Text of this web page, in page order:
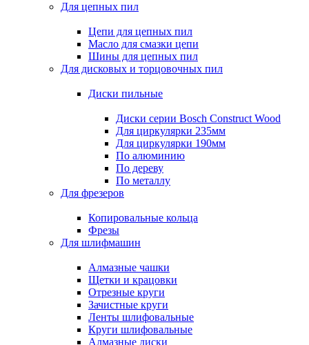
Для цепных пил
Цепи для цепных пил
Масло для смазки цепи
Шины для цепных пил
Для дисковых и торцовочных пил
Диски пильные
Диски серии Bosch Construct Wood
Для циркулярки 235мм
Для циркулярки 190мм
По алюминию
По дереву
По металлу
Для фрезеров
Копировальные кольца
Фрезы
Для шлифмашин
Алмазные чашки
Щетки и крацовки
Отрезные круги
Зачистные круги
Ленты шлифовальные
Круги шлифовальные
Алмазные диски